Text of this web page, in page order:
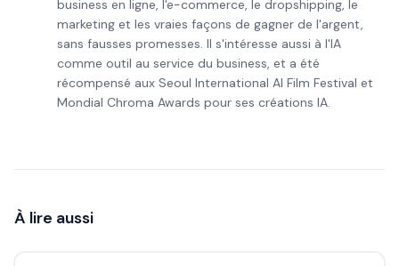
business en ligne, l'e-commerce, le dropshipping, le
marketing et les vraies façons de gagner de l'argent,
sans fausses promesses. Il s'intéresse aussi à l'IA
comme outil au service du business, et a été
récompensé aux Seoul International AI Film Festival et
Mondial Chroma Awards pour ses créations IA.
À lire aussi